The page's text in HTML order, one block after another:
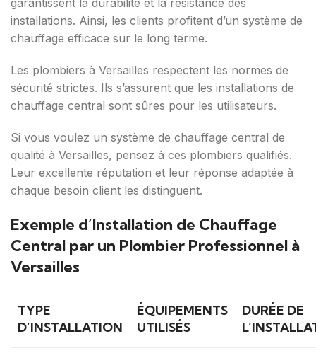
installations. Ainsi, les clients profitent d’un système de
chauffage efficace sur le long terme.
Les plombiers à Versailles respectent les normes de
sécurité strictes. Ils s’assurent que les installations de
chauffage central sont sûres pour les utilisateurs.
Si vous voulez un système de chauffage central de
qualité à Versailles, pensez à ces plombiers qualifiés.
Leur excellente réputation et leur réponse adaptée à
chaque besoin client les distinguent.
Exemple d’Installation de Chauffage
Central par un Plombier Professionnel à
Versailles
TYPE
D’INSTALLATION
ÉQUIPEMENTS
UTILISÉS
DURÉE DE